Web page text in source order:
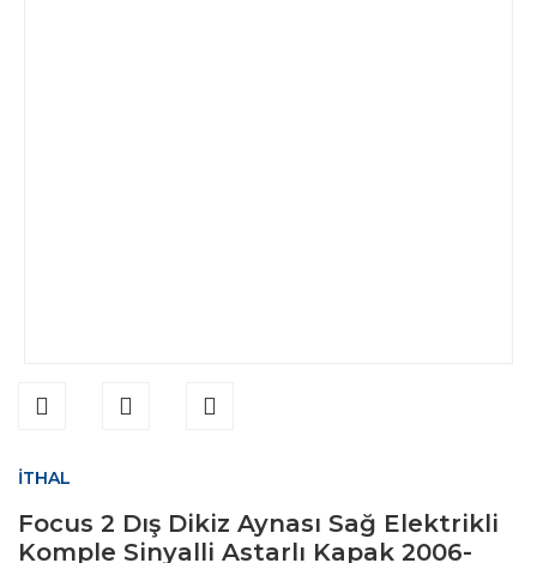
İTHAL
Focus 2 Dış Dikiz Aynası Sağ Elektrikli
Komple Sinyalli Astarlı Kapak 2006-